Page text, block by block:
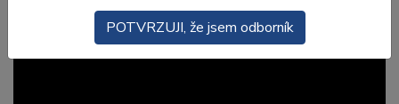
Hu-Fa obchodním zástupcem.
POTVRZUJI, že jsem odborník